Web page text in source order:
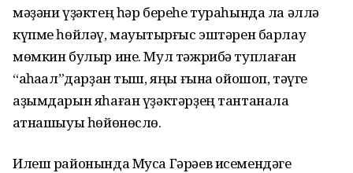
мәҙәни үҙәктең һәр береһе тураһында ла әллә
күпме һөйләү, мауыҡтырғыс эштәрен барлау
мөмкин булыр ине. Мул тәжрибә туплаған
“аҡһаҡал”дарҙан тыш, яңы ғына ойошоп, тәүге
аҙымдарын яһаған үҙәктәрҙең тантанала
ҡатнашыуы һөйөнөслө.
Илеш районында Муса Гәрәев исемендәге